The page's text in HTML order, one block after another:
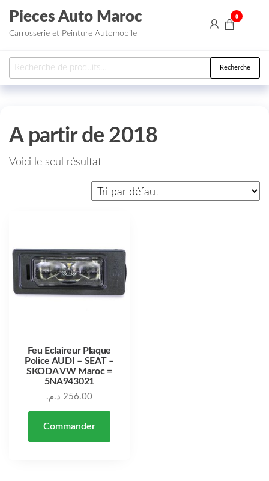
Aller au contenu
Pieces Auto Maroc
Carrosserie et Peinture Automobile
0
Recherche pour : Recherche
A partir de 2018
Voici le seul résultat
Feu Eclaireur Plaque
Police AUDI – SEAT –
SKODA VW Maroc =
5NA943021
256.00 د.م.
Commander